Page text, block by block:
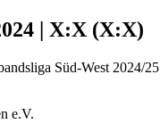
| X:X (X:X)
Süd-West 2024/25